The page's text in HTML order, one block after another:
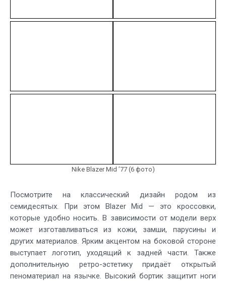
Nike Blazer Mid ’77 (6 фото)
Посмотрите на классический дизайн родом из
семидесятых. При этом Blazer Mid — это кроссовки,
которые удобно носить. В зависимости от модели верх
может изготавливаться из кожи, замши, парусины и
других материалов. Ярким акцентом на боковой стороне
выступает логотип, уходящий к задней части. Также
дополнительную ретро-эстетику придаёт открытый
пеноматериал на язычке. Высокий бортик защитит ноги